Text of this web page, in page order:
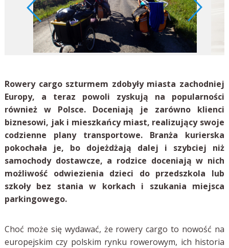
Rowery cargo szturmem zdobyły miasta zachodniej
Europy, a teraz powoli zyskują na popularności
również w Polsce. Doceniają je zarówno klienci
biznesowi, jak i mieszkańcy miast, realizujący swoje
codzienne plany transportowe. Branża kurierska
pokochała je, bo dojeżdżają dalej i szybciej niż
samochody dostawcze, a rodzice doceniają w nich
możliwość odwiezienia dzieci do przedszkola lub
szkoły bez stania w korkach i szukania miejsca
parkingowego.
Choć może się wydawać, że rowery cargo to nowość na
europejskim czy polskim rynku rowerowym, ich historia